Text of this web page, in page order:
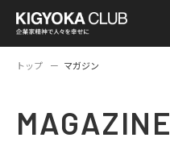
トップ マガジン
MAGAZINE